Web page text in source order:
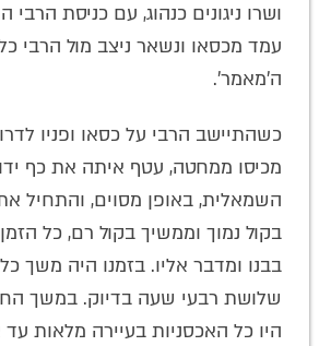
ושרו ניגונים כנהוג, עם כניסת הרבי
עמד מכסאו ונשאר ניצב מול הרבי
ה'מאמר'.
כשהתיישב הרבי על כסאו ופניו
מכיסו ממחטה, עטף איתה את כף
השמאלית, באופן מסוים, והתחיל
בקול נמוך וממשיך בקול רם, כל
בבנו ומדבר אליו. בזמנו היה משך
שלושת רבעי שעה בדיוק. במשך
היו כל האכסניות בעיירה מלאות